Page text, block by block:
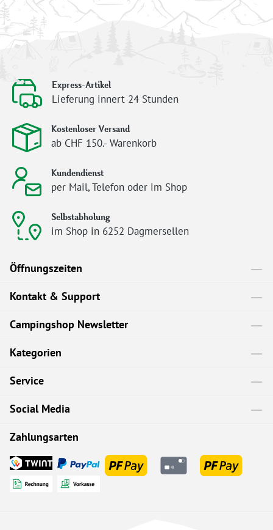
Express-Artikel
Lieferung innert 24 Stunden
Kostenloser Versand
ab CHF 150.- Warenkorb
Kundendienst
per Mail, Telefon oder im Shop
Selbstabholung
im Shop in 6252 Dagmersellen
Öffnungszeiten
Kontakt & Support
Campingshop Newsletter
Kategorien
Service
Social Media
Zahlungsarten